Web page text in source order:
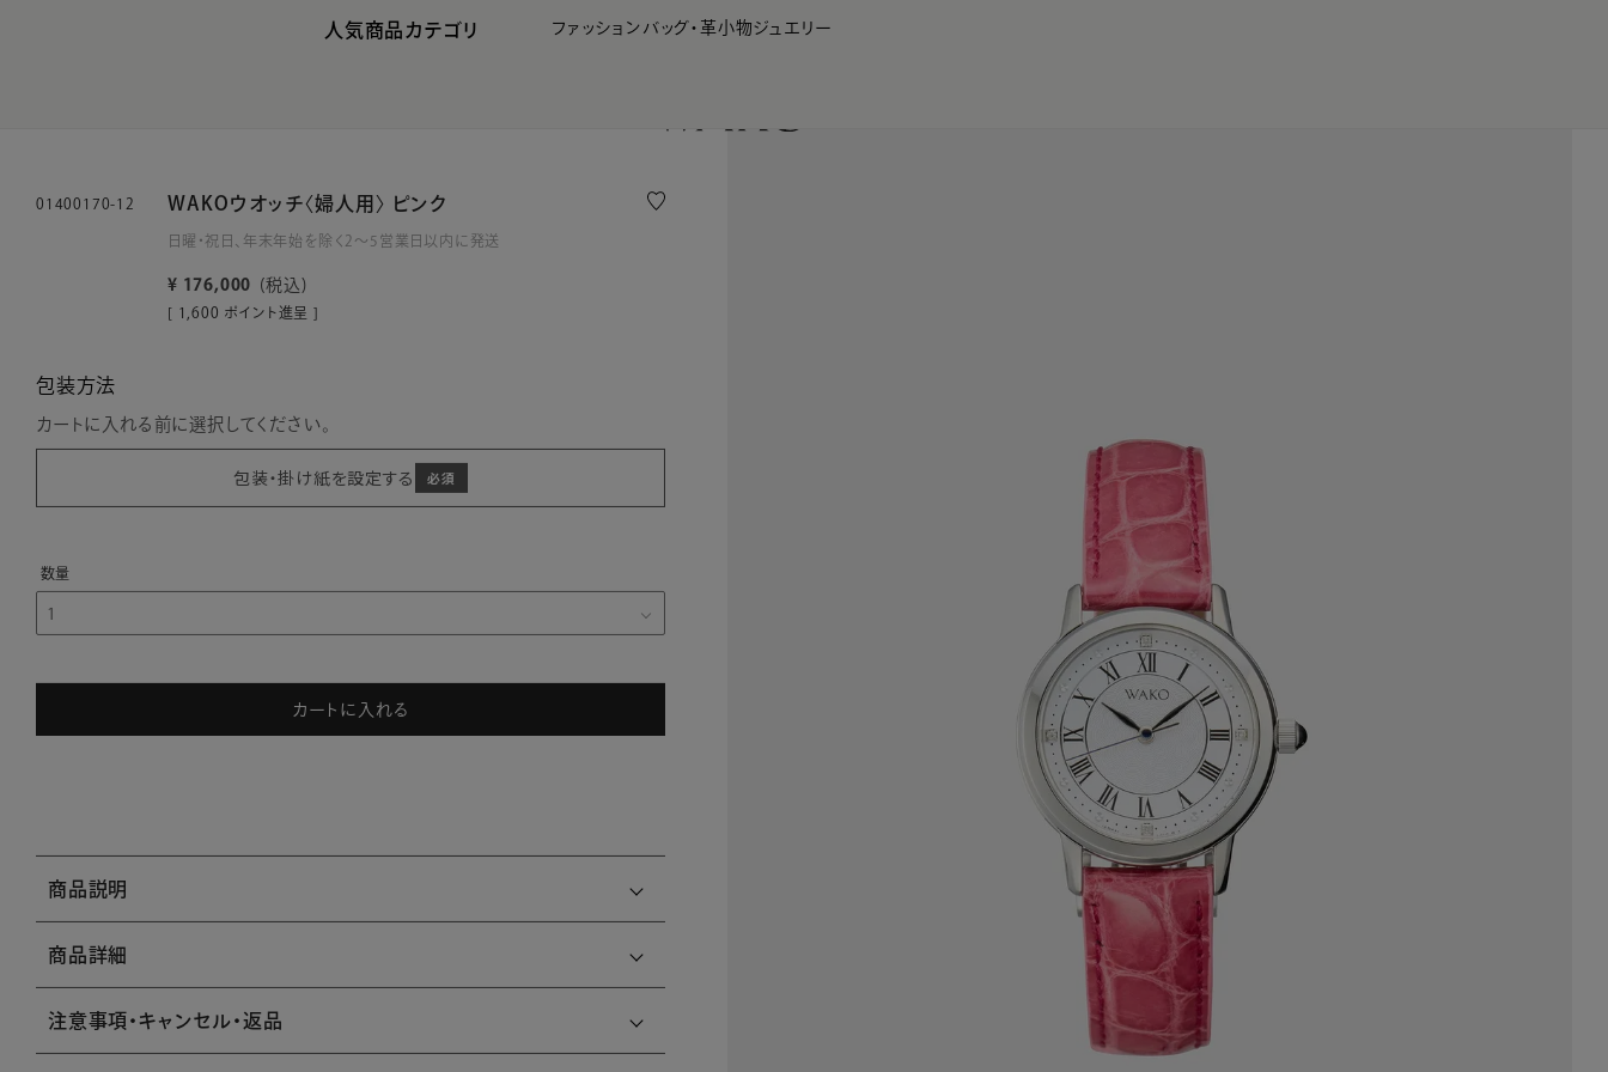
人気商品カテゴリ ファッション バッグ・革小物ジュエリー
01400170-12 WAKOウオッチ〈婦人用〉 ピンク
日曜・祝日、年末年始を除く2～5営業日以内に発送
¥ 176,000 税込
[ 1,600 ポイント進呈 ]
包装方法
カートに入れる前に選択してください。
包装・掛け紙を設定する
カートに入れる
商品説明
商品詳細
注意事項・キャンセル・返品